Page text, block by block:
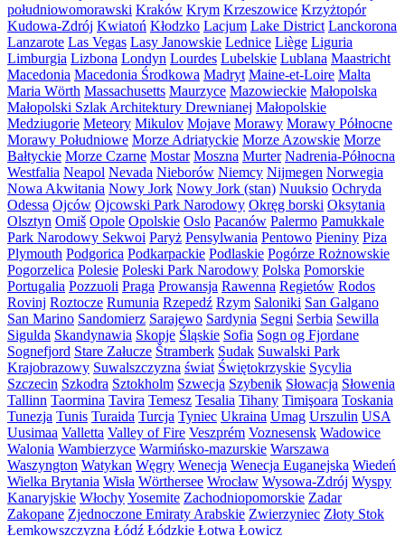
południowomorawski Kraków Krym Krzeszowice Krzyżtopór
Kudowa-Zdrój Kwiatoń Kłodzko Lacjum Lake District Lanckorona
Lanzarote Las Vegas Lasy Janowskie Lednice Liège Liguria
Limburgia Lizbona Londyn Lourdes Lubelskie Lublana Maastricht
Macedonia Macedonia Środkowa Madryt Maine-et-Loire Malta
Maria Wörth Massachusetts Maurzyce Mazowieckie Małopolska
Małopolski Szlak Architektury Drewnianej Małopolskie
Medziugorie Meteory Mikulov Mojave Morawy Morawy Północne
Morawy Południowe Morze Adriatyckie Morze Azowskie Morze
Bałtyckie Morze Czarne Mostar Moszna Murter Nadrenia-Północna
Westfalia Neapol Nevada Nieborów Niemcy Nijmegen Norwegia
Nowa Akwitania Nowy Jork Nowy Jork (stan) Nuuksio Ochryda
Odessa Ojców Ojcowski Park Narodowy Okręg borski Oksytania
Olsztyn Omiš Opole Opolskie Oslo Pacanów Palermo Pamukkale
Park Narodowy Sekwoi Paryż Pensylwania Pentowo Pieniny Piza
Plymouth Podgorica Podkarpackie Podlaskie Pogórze Rożnowskie
Pogorzelica Polesie Poleski Park Narodowy Polska Pomorskie
Portugalia Pozzuoli Praga Prowansja Rawenna Regietów Rodos
Rovinj Roztocze Rumunia Rzepedź Rzym Saloniki San Galgano
San Marino Sandomierz Sarajewo Sardynia Segni Serbia Sewilla
Sigulda Skandynawia Skopje Śląskie Sofia Sogn og Fjordane
Sognefjord Stare Załucze Štramberk Sudak Suwalski Park
Krajobrazowy Suwalszczyzna świat Świętokrzyskie Sycylia
Szczecin Szkodra Sztokholm Szwecja Szybenik Słowacja Słowenia
Tallinn Taormina Tavira Temesz Tesalia Tihany Timişoara Toskania
Tunezja Tunis Turaida Turcja Tyniec Ukraina Umag Urszulin USA
Uusimaa Valletta Valley of Fire Veszprém Voznesensk Wadowice
Walonia Wambierzyce Warmińsko-mazurskie Warszawa
Waszyngton Watykan Węgry Wenecja Wenecja Euganejska Wiedeń
Wielka Brytania Wisła Wörthersee Wrocław Wysowa-Zdrój Wyspy
Kanaryjskie WłochyYosemite Zachodniopomorskie Zadar
Zakopane Zjednoczone Emiraty Arabskie Zwierzyniec Złoty Stok
Łemkowszczyzna Łódź Łódzkie Łotwa Łowicz